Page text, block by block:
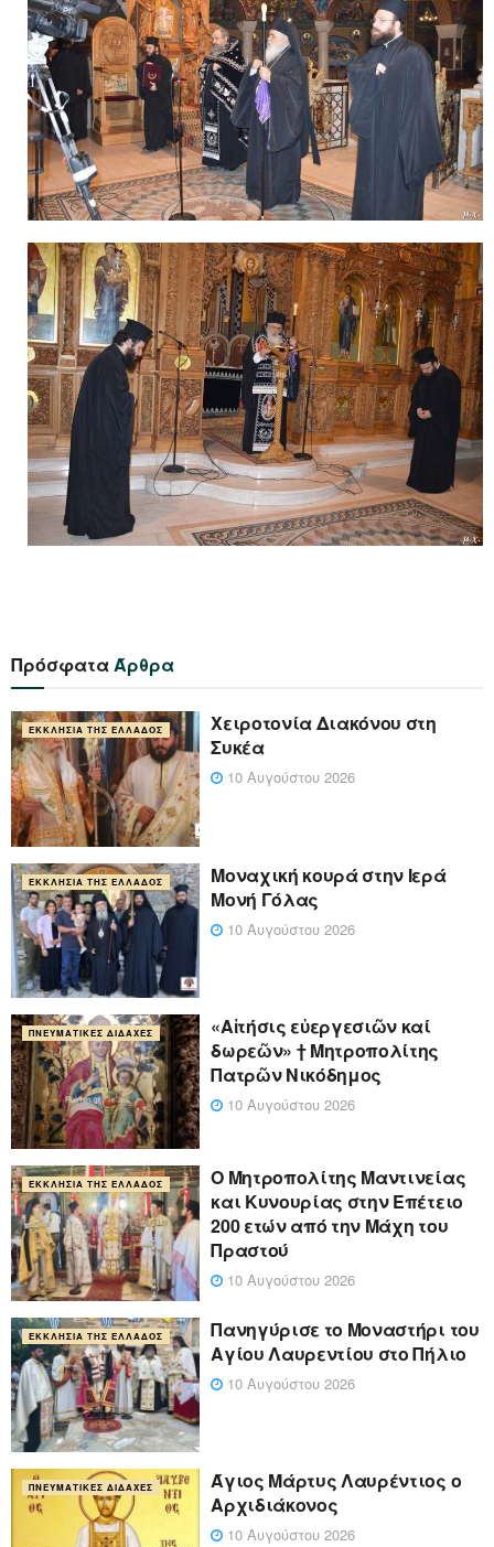
ΠρόσφαταΆρθρα
ΕΚΚΛΗΣΊΑ ΤΗΣ ΕΛΛΆΔΟΣ
Χειροτονία Διακόνου στη
Συκέα
10 Αυγούστου 2026
ΕΚΚΛΗΣΊΑ ΤΗΣ ΕΛΛΆΔΟΣ
Μοναχική κουρά στην Ιερά
Μονή Γόλας
10 Αυγούστου 2026
ΠΝΕΥΜΑΤΙΚΈΣ ΔΙΔΑΧΈΣ
«Αἰτήσις εὐεργεσιῶν καί
δωρεῶν» † Μητροπολίτης
Πατρῶν Νικόδημος
10 Αυγούστου 2026
ΕΚΚΛΗΣΊΑ ΤΗΣ ΕΛΛΆΔΟΣ
Ο Μητροπολίτης Μαντινείας
και Κυνουρίας στην Επέτειο
200 ετών από την Μάχη του
Πραστού
10 Αυγούστου 2026
ΕΚΚΛΗΣΊΑ ΤΗΣ ΕΛΛΆΔΟΣ
Πανηγύρισε το Μοναστήρι του
Αγίου Λαυρεντίου στο Πήλιο
10 Αυγούστου 2026
ΠΝΕΥΜΑΤΙΚΈΣ ΔΙΔΑΧΈΣ
Άγιος Μάρτυς Λαυρέντιος ο
Αρχιδιάκονος
10 Αυγούστου 2026